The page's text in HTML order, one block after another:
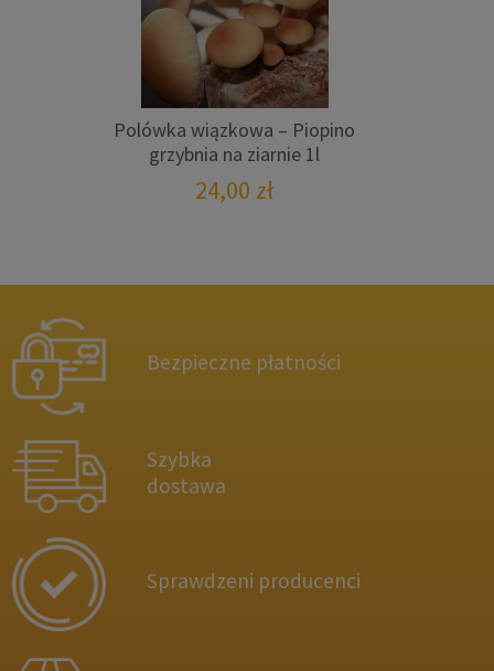
Polówka wiązkowa – Piopino
grzybnia na ziarnie 1l
24,00 zł
Bezpieczne płatności
Szybka
dostawa
Sprawdzeni producenci